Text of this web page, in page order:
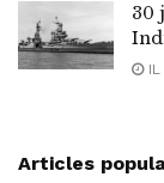
30
IL
Articles